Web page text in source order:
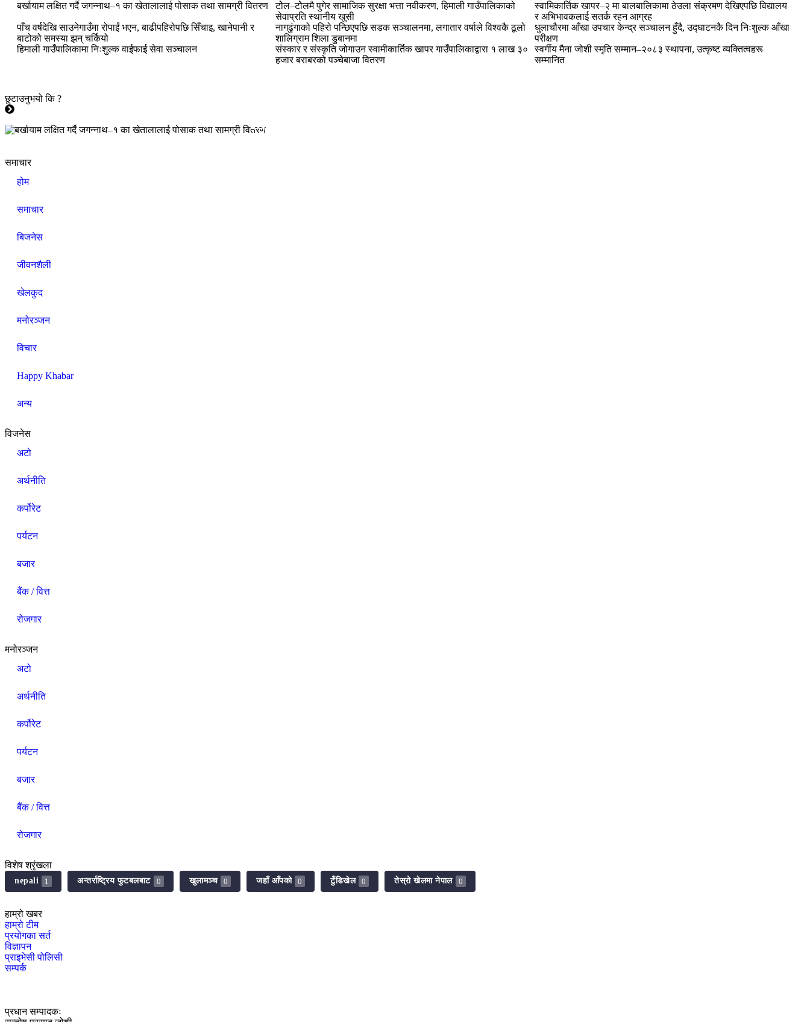
बर्खायाम लक्षित गर्दै जगन्नाथ–१ का खेतालालाई पोसाक तथा सामग्री वितरण
टोेल–टोेलमै पुगेर सामाजिक सुरक्षा भत्ता नवीकरण, हिमाली गाउँपालिकाको
सेवाप्रति स्थानीय खुसी
स्वामिकार्तिक खापर–२ मा बालबालिकामा ठेउला संक्रमण देखिएपछि विद्यालय
र अभिभावकलाई सतर्क रहन आग्रह
पाँच वर्षदेखि साउनेगाउँमा रोपाईं भएन, बाढीपहिरोपछि सिँचाइ, खानेपानी र
बाटोको समस्या झन् चर्कियो
नागढुंगाको पहिरो पन्छिएपछि सडक सञ्चालनमा, लगातार वर्षाले विश्वकै ठूलो
शालिग्राम शिला डुबानमा
धुलाचौरमा आँखा उपचार केन्द्र सञ्चालन हुँदै, उद्घाटनकै दिन निःशुल्क आँखा
परीक्षण
हिमाली गाउँपालिकामा निःशुल्क वाईफाई सेवा सञ्चालन
संस्कार र संस्कृति जोगाउन स्वामीकार्तिक खापर गाउँपालिकाद्वारा १ लाख ३०
हजार बराबरको पञ्चेबाजा वितरण
स्वर्गीय मैना जोशी स्मृति सम्मान–२०८३ स्थापना, उत्कृष्ट व्यक्तित्वहरू
सम्मानित
छुटाउनुभयो कि ?
जीवनशैली
बर्खायाम लक्षित गर्दै जगन्नाथ–१ का खेतालालाई पोसाक तथा सामग्री वितरण
समाचार
होम
समाचार
बिजनेस
जीवनशैली
खेलकुद
मनोरञ्जन
विचार
Happy Khabar
अन्य
विजनेस
अटो
अर्थनीति
कर्पोरेट
पर्यटन
बजार
बैंक / वित्त
रोजगार
मनोरञ्जन
अटो
अर्थनीति
कर्पोरेट
पर्यटन
बजार
बैंक / वित्त
रोजगार
विशेष श्रृंखला
nepali 1 अन्तर्राष्ट्रिय फुटबलबाट 0 खुलामञ्च 0 जहाँ आँपको 0 टुँडिखेल 0 तेस्रो खेलमा नेपाल 0
हाम्रो खबर
हाम्रो टीम
प्रयोगका सर्त
विज्ञापन
प्राइभेसी पोलिसी
सम्पर्क
प्रधान सम्पादकः